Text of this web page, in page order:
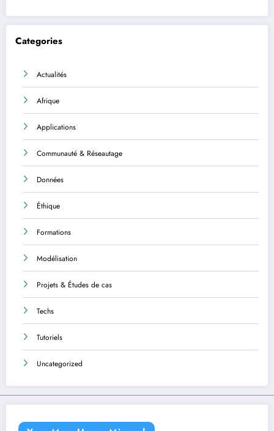
Categories
Actualités
Afrique
Applications
Communauté & Réseautage
Données
Éthique
Formations
Modélisation
Projets & Études de cas
Techs
Tutoriels
Uncategorized